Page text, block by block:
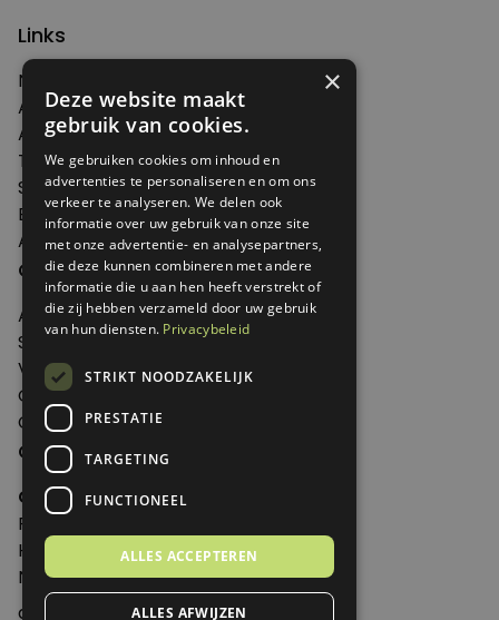
Links
Nieuws
Artikelen
Agenda
Thema's
Shop
Edities
Abonneren
Over Genoeg
Adverteren
Samenwerken
Verkooppunten
Over Genoeg
Contact
Contactgegevens
Genoeg
Postbus 595 - 3700 AN Zeist
Huis ter Heideweg 13 - 3705MA Zeist
Nederland
genoeg@spabonneeservice.nl
×
Deze website maakt
gebruik van cookies.
We gebruiken cookies om inhoud en
advertenties te personaliseren en om ons
verkeer te analyseren. We delen ook
informatie over uw gebruik van onze site
met onze advertentie- en analysepartners,
die deze kunnen combineren met andere
informatie die u aan hen heeft verstrekt of
die zij hebben verzameld door uw gebruik
van hun diensten. Privacybeleid
STRIKT NOODZAKELIJK
PRESTATIE
TARGETING
FUNCTIONEEL
ALLES ACCEPTEREN
ALLES AFWIJZEN